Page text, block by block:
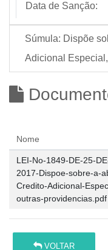
Data de Sanção:
Súmula: Dispõe
Adicional
Nome
LEI-No-1849-DE-25-
2017-Dispoe-sobre-a-
Credito-Adicional-
outras-providencias.pdf
VOLTAR